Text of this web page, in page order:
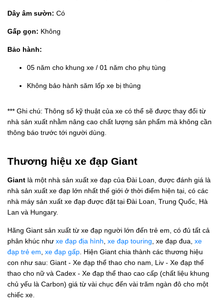
Dây âm sườn: Có
Gấp gọn: Không
Bảo hành:
05 năm cho khung xe / 01 năm cho phụ tùng
Không bảo hành săm lốp xe bị thủng
*** Ghi chú: Thông số kỹ thuật của xe có thể sẽ được thay đổi từ
nhà sản xuất nhằm nâng cao chất lượng sản phẩm mà không cần
thông báo trước tới người dùng.
Thương hiệu xe đạp Giant
Giant là một nhà sản xuất xe đạp của Đài Loan, được đánh giá là
nhà sản xuất xe đạp lớn nhất thế giới ở thời điểm hiện tại, có các
nhà máy sản xuất xe đạp được đặt tại Đài Loan, Trung Quốc, Hà
Lan và Hungary.
Hãng Giant sản xuất từ xe đạp người lớn đến trẻ em, có đủ tất cả
phân khúc như xe đạp địa hình, xe đạp touring, xe đạp đua, xe
đạp trẻ em, xe đạp gấp. Hiện Giant chia thành các thương hiệu
con như sau: Giant - Xe đạp thể thao cho nam, Liv - Xe đạp thể
thao cho nữ và Cadex - Xe đạp thể thao cao cấp (chất liệu khung
chủ yếu là Carbon) giá từ vài chục đến vài trăm ngàn đô cho một
chiếc xe.